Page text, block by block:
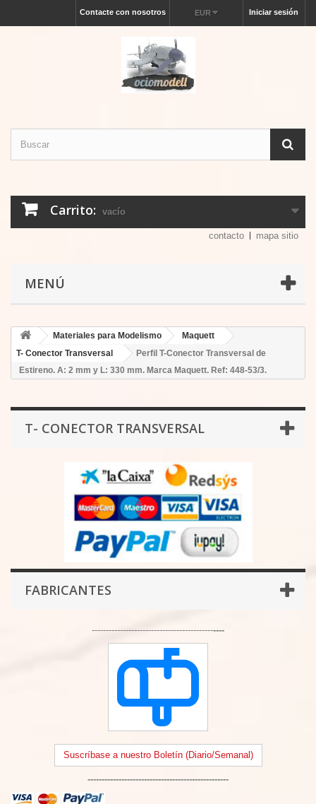
Iniciar sesión
EUR
Contacte con nosotros
Carrito: vacío
contacto mapa sitio
MENÚ
Materiales para Modelismo
Maquett
T- Conector Transversal
Perfil T-Conector Transversal de
Estireno. A: 2 mm y L: 330 mm. Marca Maquett. Ref: 448-53/3.
T- CONECTOR TRANSVERSAL
FABRICANTES
-----------------------------------------------
Suscríbase a nuestro Boletín (Diario/Semanal)
--------------------------------------------------